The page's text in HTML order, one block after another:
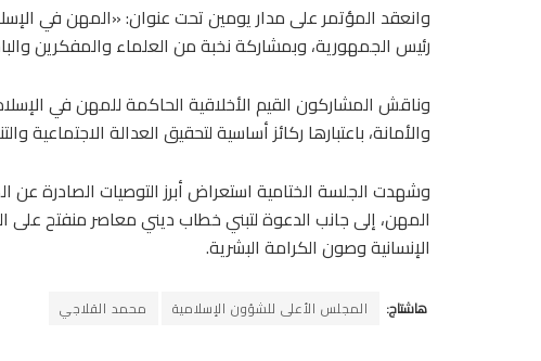
وانعقد المؤتمر على مدار يومين تحت عنوان: «المهن في
رئيس الجمهورية، وبمشاركة نخبة من العلماء والمفكرين
وناقش المشاركون القيم الأخلاقية الحاكمة للمهن في
والأمانة، باعتبارها ركائز أساسية لتحقيق العدالة
وشهدت الجلسة الختامية استعراض أبرز التوصيات الصادرة عن
المهن، إلى جانب الدعوة لتبني خطاب ديني معاصر منفتح على
الإنسانية وصون الكرامة البشرية.
هاشتاج: المجلس الأعلى للشؤون الإسلامية محمد القلاجي